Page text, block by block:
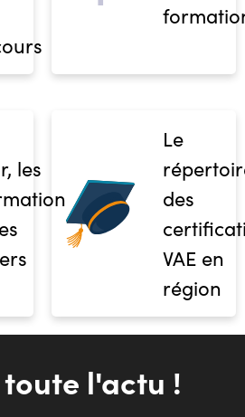
les
Le
des
VAE en
région
l'actu !